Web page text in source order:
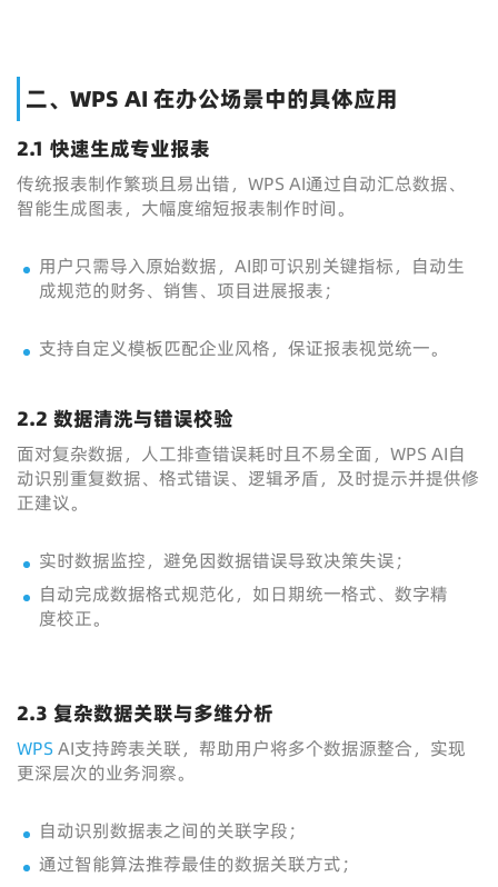
二、WPS AI 在办公场景中的具体应用
2.1 快速生成专业报表
传统报表制作繁琐且易出错，WPS AI通过自动汇总数据、
智能生成图表，大幅度缩短报表制作时间。
用户只需导入原始数据，AI即可识别关键指标，自动生
成规范的财务、销售、项目进展报表；
支持自定义模板匹配企业风格，保证报表视觉统一。
2.2 数据清洗与错误校验
面对复杂数据，人工排查错误耗时且不易全面，WPS AI自
动识别重复数据、格式错误、逻辑矛盾，及时提示并提供修
正建议。
实时数据监控，避免因数据错误导致决策失误；
自动完成数据格式规范化，如日期统一格式、数字精
度校正。
2.3 复杂数据关联与多维分析
WPS AI支持跨表关联，帮助用户将多个数据源整合，实现
更深层次的业务洞察。
自动识别数据表之间的关联字段；
通过智能算法推荐最佳的数据关联方式；